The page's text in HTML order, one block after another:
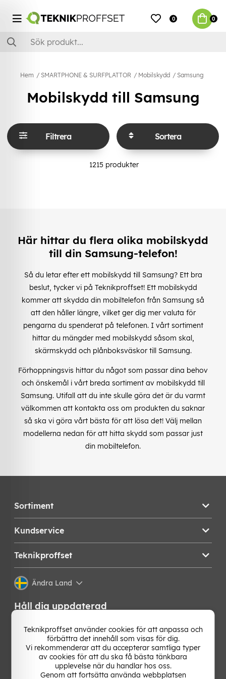
0 0
Hem SMARTPHONE & SURFPLATTOR Mobilskydd Samsung
Mobilskydd till Samsung
Filtrera Sortera
1215 produkter
Här hittar du flera olika mobilskydd
till din Samsung-telefon!
Så du letar efter ett mobilskydd till Samsung? Ett bra
beslut, tycker vi på Teknikproffset! Ett mobilskydd
kommer att skydda din mobiltelefon från Samsung så
att den håller längre, vilket ger dig mer valuta för
pengarna du spenderat på telefonen. I vårt sortiment
hittar du mängder med mobilskydd såsom skal,
skärmskydd och plånboksväskor till Samsung.
Förhoppningsvis hittar du något som passar dina behov
och önskemål i vårt breda sortiment av mobilskydd till
Samsung. Utifall att du inte skulle göra det är du varmt
välkommen att kontakta oss om produkten du saknar
så ska vi göra vårt bästa för att lösa det! Välj mellan
modellerna nedan för att hitta skydd som passar just
din mobiltelefon.
Sortiment
Kundservice
Teknikproffset
Ändra Land
Håll dig uppdaterad
Få de senaste nyheterna, hetaste erbjudandena och
bästa tipsen från oss direkt i din mejlkorg. Signa upp på
vårt nyhetsbrev!
Teknikproffset använder cookies för att anpassa och
förbättra det innehåll som visas för dig.
Vi rekommenderar att du accepterar samtliga typer
av cookies för att du ska få bästa tänkbara
upplevelse när du handlar hos oss.
Genom att fortsätta använda webbplatsen